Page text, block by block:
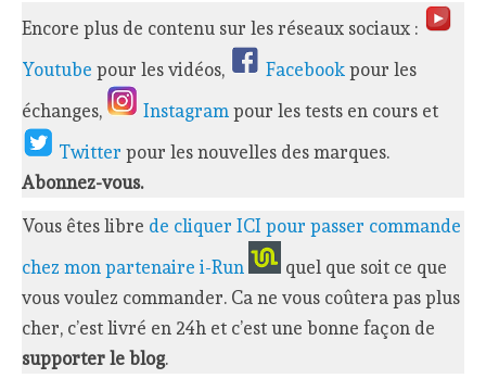
Encore plus de contenu sur les réseaux sociaux :
Youtube pour les vidéos, Facebookpour les
échanges,
Instagrampour les tests en cours et
Twitterpour les nouvelles des marques.
Abonnez-vous.
Vous êtes libre de cliquer ICI pour passer commande
chez mon partenaire i-Run
quel que soit ce que
vous voulez commander. Ca ne vous coûtera pas plus
cher, c’est livré en 24h et c’est une bonne façon de
supporter le blog.